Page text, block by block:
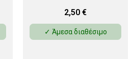
2,50 €
✓ Άμεσα διαθέσιμο